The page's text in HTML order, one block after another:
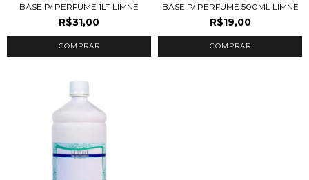
BASE P/ PERFUME 1LT LIMNE
R$31,00
BASE P/ PERFUME 500ML LIMNE
R$19,00